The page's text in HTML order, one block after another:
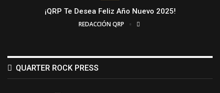
¡QRP Te Desea Feliz Año Nuevo 2025!
REDACCIÓN QRP
QUARTER ROCK PRESS